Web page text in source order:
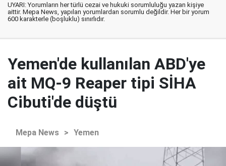
UYARI: Yorumların her türlü cezai ve hukuki sorumluluğu yazan kişiye
aittir. Mepa News, yapılan yorumlardan sorumlu değildir. Her bir yorum
600 karakterle (boşluklu) sınırlıdır.
Yemen'de kullanılan ABD'ye
ait MQ-9 Reaper tipi SİHA
Cibuti'de düştü
Mepa News > Yemen